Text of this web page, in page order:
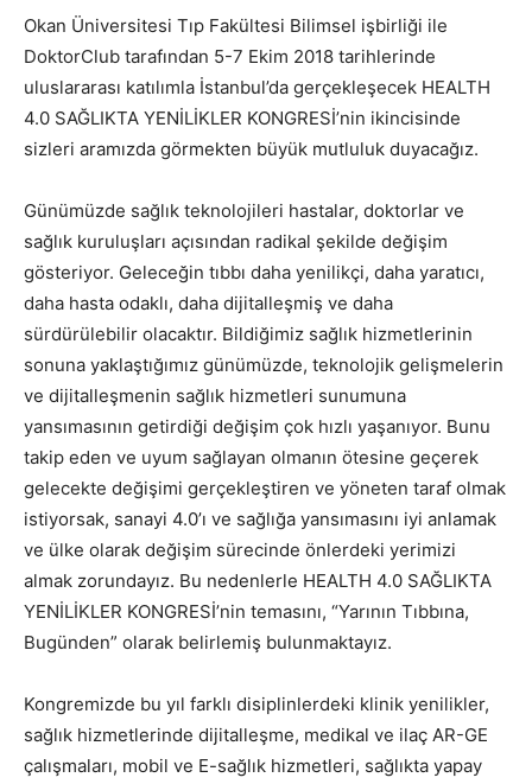
Okan Üniversitesi Tıp Fakültesi Bilimsel işbirliği ile
DoktorClub tarafından 5-7 Ekim 2018 tarihlerinde
uluslararası katılımla İstanbul’da gerçekleşecek HEALTH
4.0 SAĞLIKTA YENİLİKLER KONGRESİ’nin ikincisinde
sizleri aramızda görmekten büyük mutluluk duyacağız.
Günümüzde sağlık teknolojileri hastalar, doktorlar ve
sağlık kuruluşları açısından radikal şekilde değişim
gösteriyor. Geleceğin tıbbı daha yenilikçi, daha yaratıcı,
daha hasta odaklı, daha dijitalleşmiş ve daha
sürdürülebilir olacaktır. Bildiğimiz sağlık hizmetlerinin
sonuna yaklaştığımız günümüzde, teknolojik gelişmelerin
ve dijitalleşmenin sağlık hizmetleri sunumuna
yansımasının getirdiği değişim çok hızlı yaşanıyor. Bunu
takip eden ve uyum sağlayan olmanın ötesine geçerek
gelecekte değişimi gerçekleştiren ve yöneten taraf olmak
istiyorsak, sanayi 4.0’ı ve sağlığa yansımasını iyi anlamak
ve ülke olarak değişim sürecinde önlerdeki yerimizi
almak zorundayız. Bu nedenlerle HEALTH 4.0 SAĞLIKTA
YENİLİKLER KONGRESİ’nin temasını, “Yarının Tıbbına,
Bugünden” olarak belirlemiş bulunmaktayız.
Kongremizde bu yıl farklı disiplinlerdeki klinik yenilikler,
sağlık hizmetlerinde dijitalleşme, medikal ve ilaç AR-GE
çalışmaları, mobil ve E-sağlık hizmetleri, sağlıkta yapay